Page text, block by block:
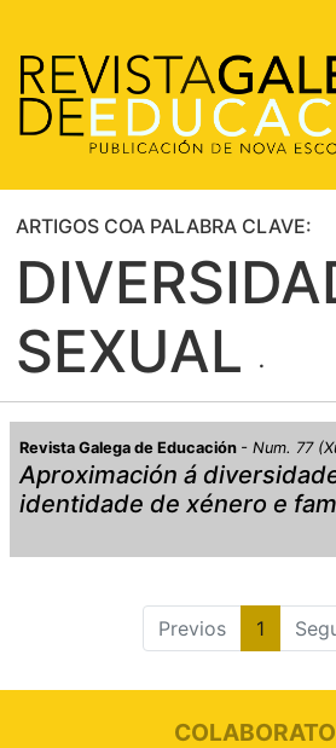
ARTIGOS COA PALABRA CLAVE:
SEXUAL
Revista Galega de Educación Num. 77
Aproximación á
identidade de xénero e
Previos 1